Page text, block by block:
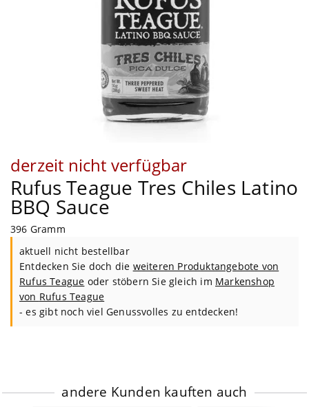
derzeit nicht verfügbar
Rufus Teague Tres Chiles Latino
BBQ Sauce
396 Gramm
aktuell nicht bestellbar
Entdecken Sie doch die weiteren Produktangebote von
Rufus Teague oder stöbern Sie gleich im Markenshop
von Rufus Teague
- es gibt noch viel Genussvolles zu entdecken!
andere Kunden kauften auch